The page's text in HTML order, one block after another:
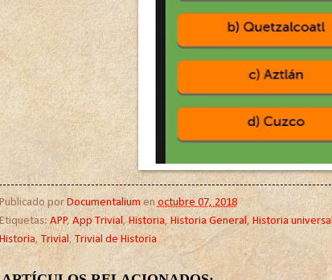
Publicado por Documentalium en octubre 07, 2018
Etiquetas:APP, App Trivial , Historia, Historia General , Historia universal
Historia,Trivial ,Trivial de Historia